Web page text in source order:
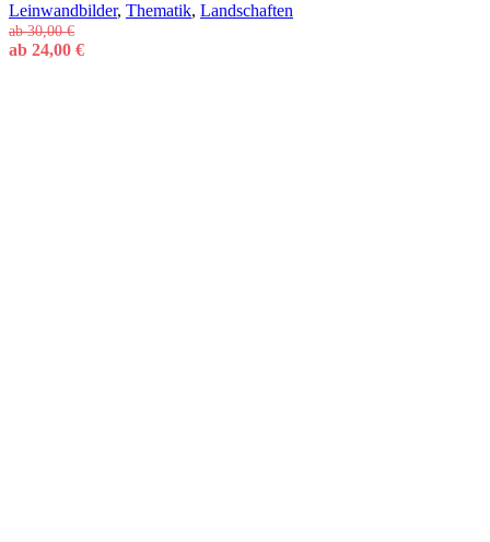
Leinwandbilder, Thematik, Landschaften
ab30,00€
ab 24,00 €